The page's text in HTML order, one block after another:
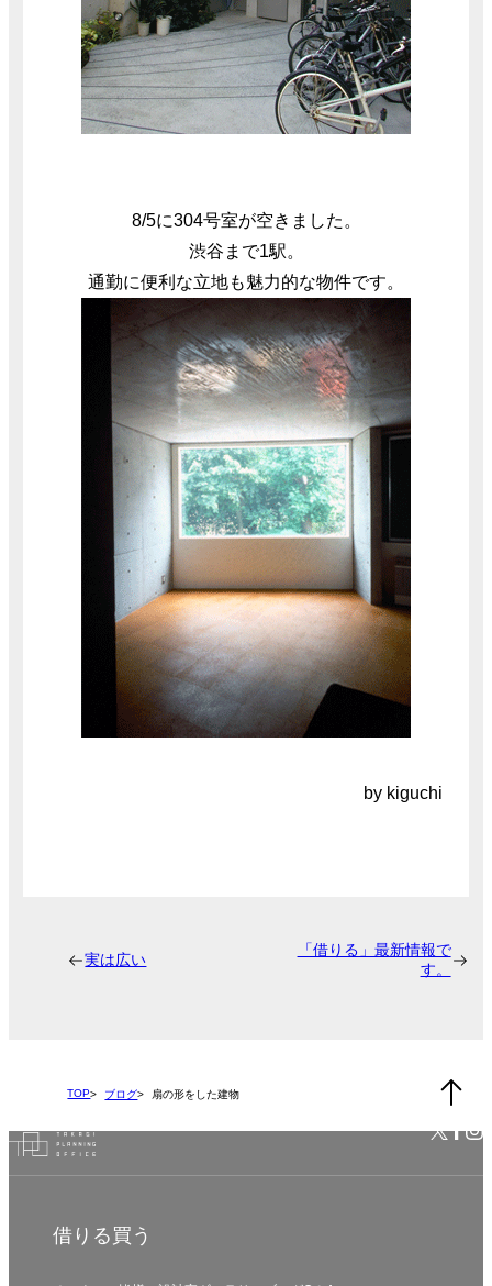
8/5に304号室が空きました。
渋谷まで1駅。
通勤に便利な立地も魅力的な物件です。
by kiguchi
実は広い
「借りる」最新情報で
す。
TOP ブログ 扇の形をした建物
借りる 買う